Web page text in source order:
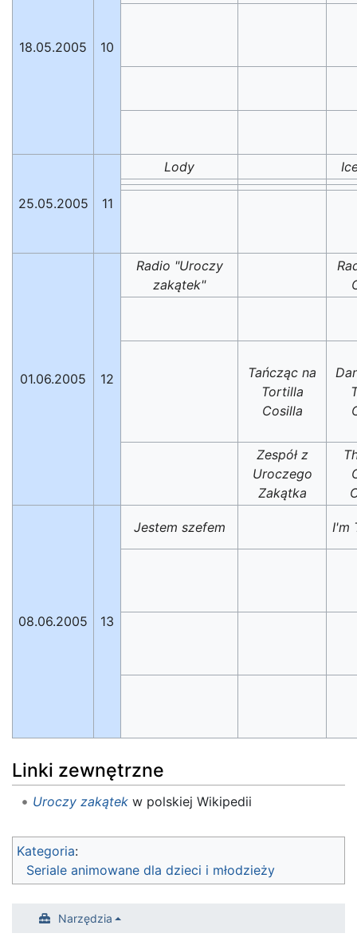
18.05.2005 10
25.05.2005 11
Lody
01.06.2005 12
Radio "Uroczy
zakątek"
Tańcząc na
Tortilla
Cosilla
Zespół z
Uroczego
Zakątka
08.06.2005 13
Jestem szefem I'm
Linki zewnętrzne
Uroczy zakątekw polskiej Wikipedii
Kategoria:
Seriale animowane dla dzieci i młodzieży
Narzędzia